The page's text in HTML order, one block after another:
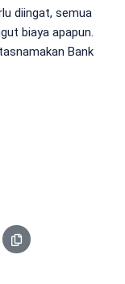
diingat, semua
biaya apapun.
Bank